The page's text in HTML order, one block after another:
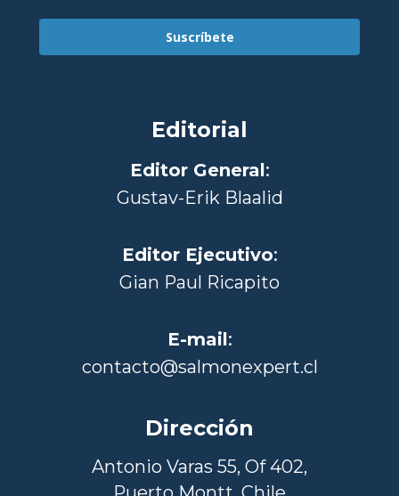
Suscríbete
Editorial
Editor General:
Gustav-Erik Blaalid
Editor Ejecutivo:
Gian Paul Ricapito
E-mail:
contacto@salmonexpert.cl
Dirección
Antonio Varas 55, Of 402,